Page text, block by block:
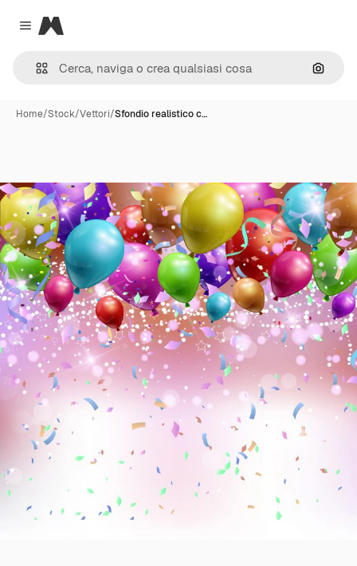
Close menu
Magnific
Cerca
Home/Stock/Vettori/Sfondio realistico c…